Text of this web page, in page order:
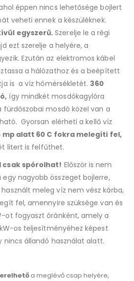
éppen nincs lehetősége bojlert
veheti ennek a készüléknek.
egyszerű. Szerelje le a régi
ezt szerelje a helyére, a
Ezután az elektromos kábel
a hálózathoz és a beépített
is a víz hőmérsékletét. 360
így mindkét mosdókagylóra
mosdó közel van a
Gyorsan elérheti a kellő víz
mp alatt 60 C fokra melegíti fel,
litert is felfűthet.
csak spórolhat! Először is nem
egy nagyobb összeget bojlerre,
meleg víz nem vész kárba,
fel, amennyire szüksége van és
ot fogyaszt óránként, amely a
os teljesítményéhez képest
nincs állandó használat alatt.
a meglévő csap helyére,